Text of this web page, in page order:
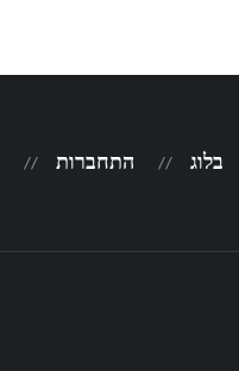
בלוג התחברות